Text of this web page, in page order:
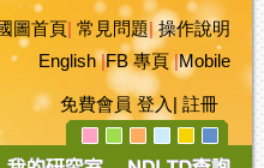
圖首頁 常見問題|操作說明
English|FB 專頁|Mobile
免費會員 登入 註冊